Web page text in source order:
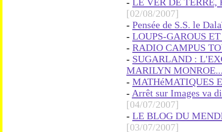
[02/08/2007]
- Pensée de S.S. le
- LOUPS-GAROUS
- RADIO CAMPUS
- SUGARLAND :
MARILYN
- MATHéMATIQUES
- Arrêt sur Images va
[04/07/2007]
- LE BLOG DU
[03/07/2007]